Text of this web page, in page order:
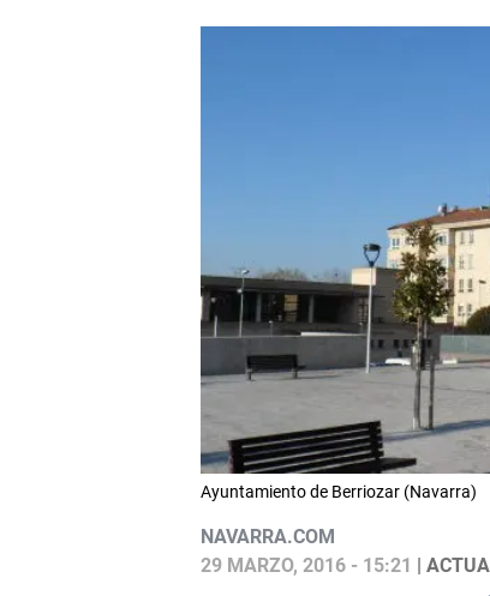
Ayuntamiento de Berriozar (Navarra)
NAVARRA.COM
29 MARZO, 2016 - 15:21 |